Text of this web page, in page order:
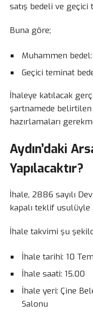
satış bedeli ve geçici
Buna göre;
Muhammen
Geçici teminat
İhaleye katılacak
şartnamede
hazırlamaları
Aydın’daki
Yapılacaktır?
İhale, 2886 sayılı
kapalı teklif
İhale takvimi şu
İhale tarihi: 10
İhale saati: 15.00
İhale yeri: Çine
Salonu